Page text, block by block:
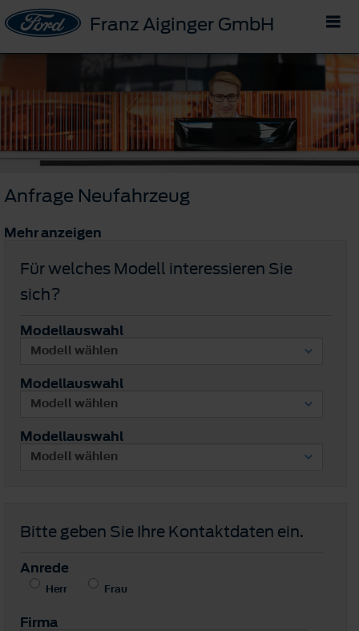
Franz Aiginger GmbH
Anfrage Neufahrzeug
Mehr anzeigen
Für welches Modell interessieren Sie
sich?
Modellauswahl
Modellauswahl
Modellauswahl
Bitte geben Sie Ihre Kontaktdaten ein.
Anrede
Herr Frau
Firma